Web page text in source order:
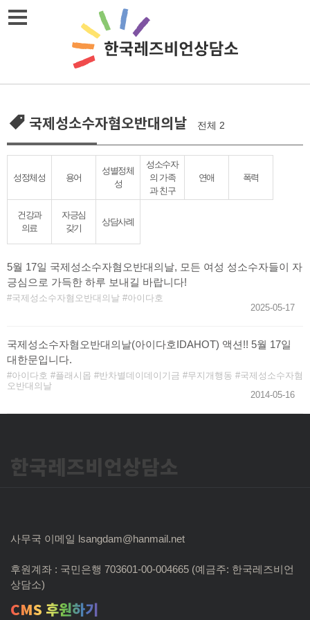
Skip
국제성소수자혐오반대의날 전체 2
성정체성 용어
성별정체
성
성소수자
의 가족
과 친구
연애 폭력
건강과
의료
자긍심
갖기
상담사례
5월 17일 국제성소수자혐오반대의날, 모든 여성 성소수자들이 자
긍심으로 가득한 하루 보내길 바랍니다!
국제성소수자혐오반대의날
아이다호
2025-05-17
국제성소수자혐오반대의날(아이다호IDAHOT) 액션!! 5월 17일
대한문입니다.
아이다호 플래시몹 반차별데이데이기금 무지개행동
국제성소수자혐
오반대의날
2014-05-16
한국레즈비언상담소
사무국 이메일 lsangdam@hanmail.net
후원계좌 : 국민은행 703601-00-004665 (예금주: 한국레즈비언
상담소)
CMS 후원하기